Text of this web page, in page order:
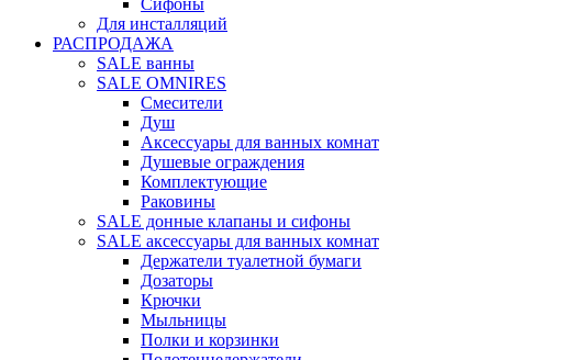
Сифоны
Для инсталляций
РАСПРОДАЖА
SALE ванны
SALE OMNIRES
Смесители
Душ
Аксессуары для ванных комнат
Душевые ограждения
Комплектующие
Раковины
SALE донные клапаны и сифоны
SALE аксессуары для ванных комнат
Держатели туалетной бумаги
Дозаторы
Крючки
Мыльницы
Полки и корзинки